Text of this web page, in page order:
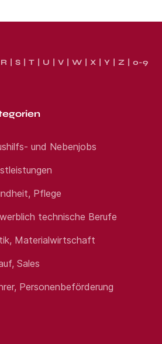
R S T U V W X Y Z 0-9
und Nebenjobs
Pflege
technische Berufe
Materialwirtschaft
Sales
Personenbeförderung